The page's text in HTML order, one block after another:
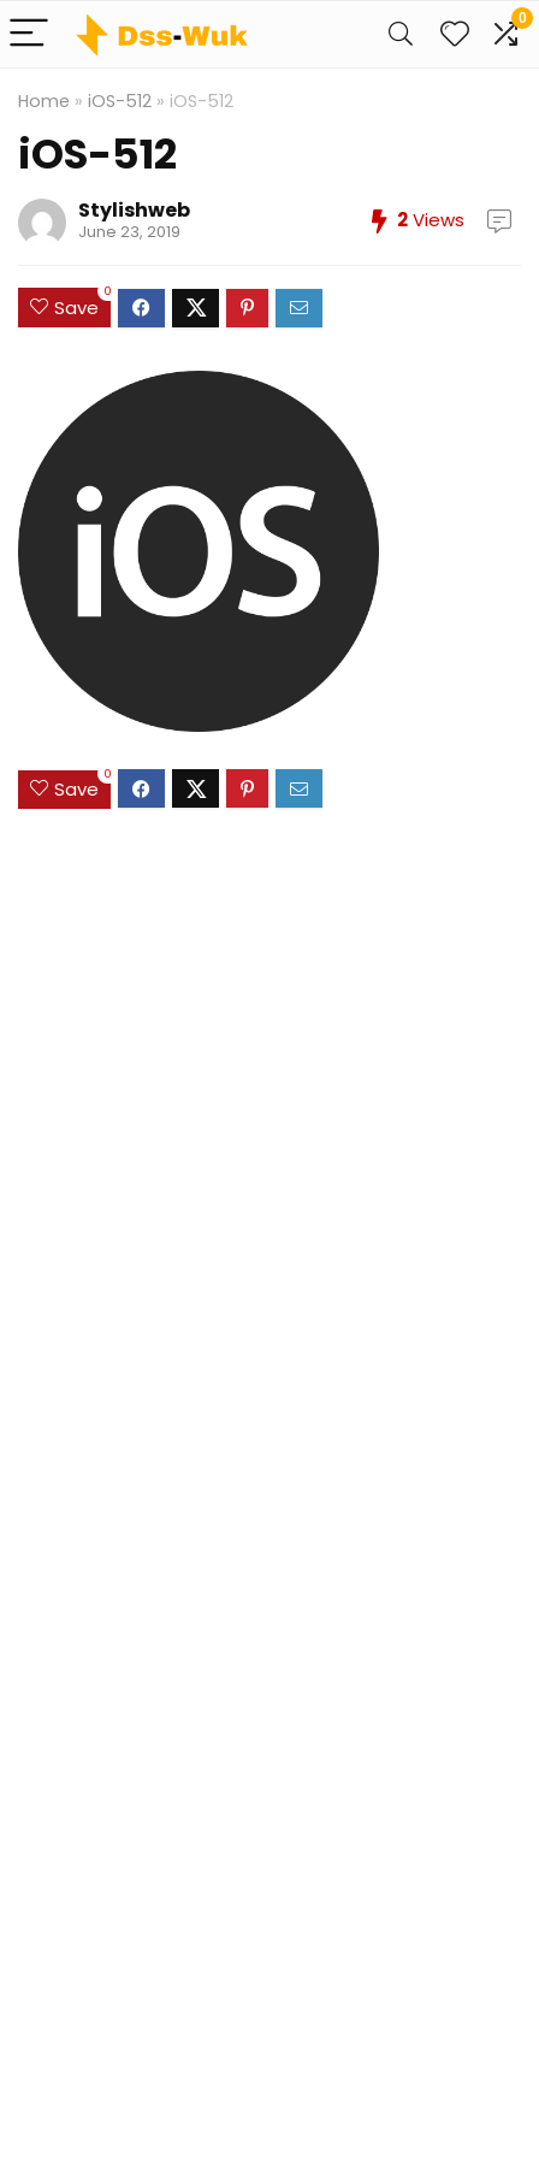
0
Home » iOS-512 » iOS-512
iOS-512
Stylishweb
June 23, 2019 2Views
Save
0
Save
0